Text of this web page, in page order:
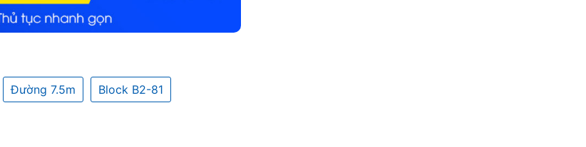
Đường 7.5m Block B2-81